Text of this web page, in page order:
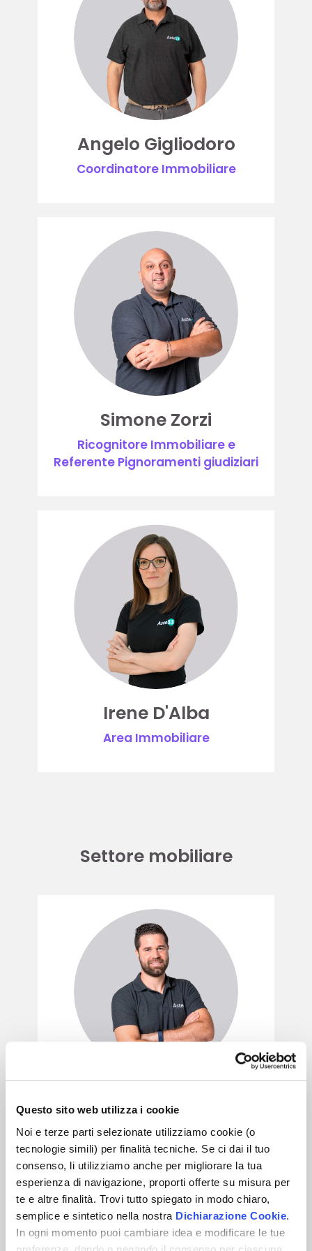
Questo sito web utilizza i cookie
Noi e terze parti selezionate utilizziamo cookie (o
tecnologie simili) per finalità tecniche. Se ci dai il tuo
consenso, li utilizziamo anche per migliorare la tua
esperienza di navigazione, proporti offerte su misura per
te e altre finalità. Trovi tutto spiegato in modo chiaro,
semplice e sintetico nella nostra Dichiarazione Cookie.
In ogni momento puoi cambiare idea e modificare le tue
Angelo Gigliodoro
Coordinatore Immobiliare
Simone Zorzi
Ricognitore Immobiliare e
Referente Pignoramenti giudiziari
Irene D'Alba
Area Immobiliare
Settore mobiliare